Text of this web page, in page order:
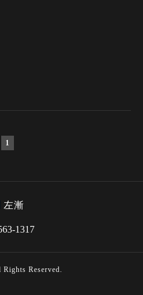
1
左漸
1317
Rights Reserved.